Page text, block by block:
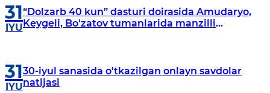
31
IYU
“Dolzarb 40 kun” dasturi doirasida Amudaryo,
Keygeli, Bo'zatov tumanlarida manzilli
31
IYU
30-iyul sanasida o'tkazilgan onlayn savdolar
natijasi